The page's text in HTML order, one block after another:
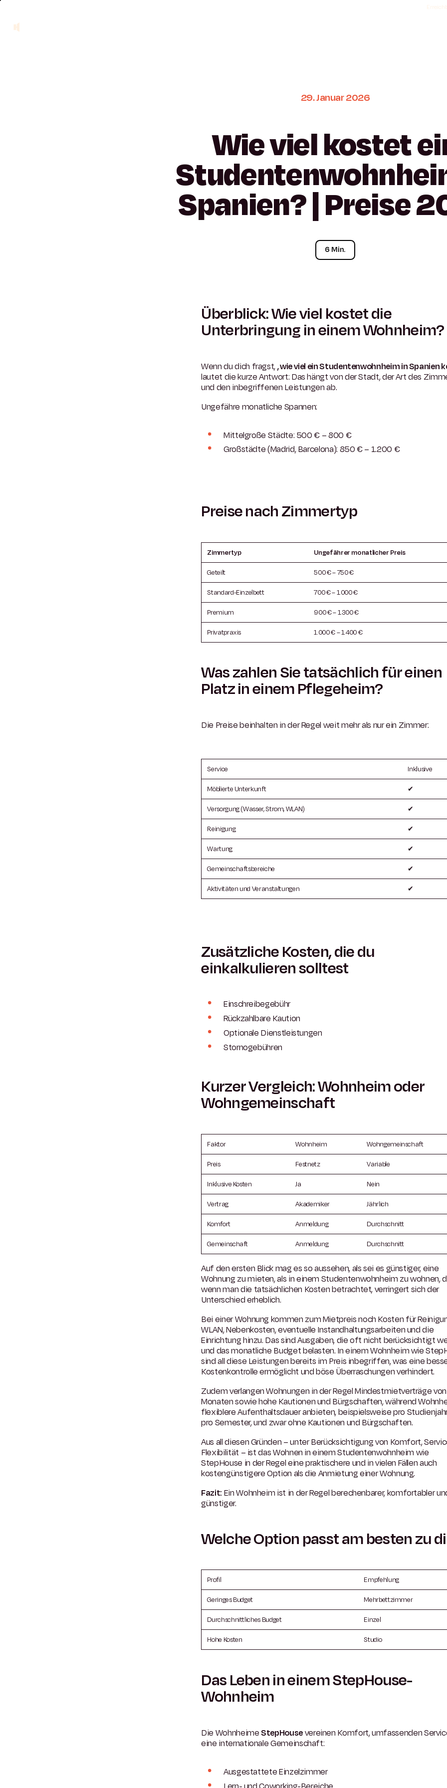
29.Januar2026
Wievielkostet
Spanien?|Preise
6 Min.
Überblick: Wie viel kostet die
Unterbringung in einem Wohnheim?
Wenn du dich fragst,, wie viel ein Studentenwohnheim in Spanien
lautet die kurze Antwort: Das hängt von der Stadt, der Art des
und den inbegriffenen Leistungen ab.
Ungefähre monatliche Spannen:
Mittelgroße Städte: 500 € – 800 €
Großstädte (Madrid, Barcelona): 850 € – 1.200 €
Preise nach Zimmertyp
Zimmertyp Ungefährer monatlicher Preis
Geteilt 500 € – 750 €
Standard-Einzelbett 700 € – 1.000 €
Premium 900 € – 1.300 €
Privatpraxis 1.000 € – 1.400 €
Was zahlen Sie tatsächlich für einen
Platz in einem Pflegeheim?
Die Preise beinhalten in der Regel weit mehr als nur ein Zimmer:
Service Inklusive
Möblierte Unterkunft ✔
Versorgung (Wasser, Strom, WLAN) ✔
Reinigung ✔
Wartung ✔
Gemeinschaftsbereiche ✔
Aktivitäten und Veranstaltungen ✔
Zusätzliche Kosten, die du
einkalkulieren solltest
Einschreibegebühr
Rückzahlbare Kaution
Optionale Dienstleistungen
Stornogebühren
Kurzer Vergleich: Wohnheim oder
Wohngemeinschaft
Faktor Wohnheim Wohngemeinschaft
Preis Festnetz Variable
Inklusive Kosten Ja Nein
Vertrag Akademiker Jährlich
Komfort Anmeldung Durchschnitt
Gemeinschaft Anmeldung Durchschnitt
Auf den ersten Blick mag es so aussehen, als sei es günstiger, eine
Wohnung zu mieten, als in einem Studentenwohnheim zu wohnen,
wenn man die tatsächlichen Kosten betrachtet, verringert sich der
Unterschied erheblich.
Bei einer Wohnung kommen zum Mietpreis noch Kosten für
WLAN, Nebenkosten, eventuelle Instandhaltungsarbeiten und die
Einrichtung hinzu. Das sind Ausgaben, die oft nicht berücksichtigt
und das monatliche Budget belasten. In einem Wohnheim wie
sind all diese Leistungen bereits im Preis inbegriffen, was eine
Kostenkontrolle ermöglicht und böse Überraschungen verhindert.
Zudem verlangen Wohnungen in der Regel Mindestmietverträge
Monaten sowie hohe Kautionen und Bürgschaften, während
flexiblere Aufenthaltsdauer anbieten, beispielsweise pro
pro Semester, und zwar ohne Kautionen und Bürgschaften.
Aus all diesen Gründen – unter Berücksichtigung von Komfort,
Flexibilität – ist das Wohnen in einem Studentenwohnheim wie
StepHouse in der Regel eine praktischere und in vielen Fällen auch
kostengünstigere Option als die Anmietung einer Wohnung.
Fazit: Ein Wohnheim ist in der Regel berechenbarer, komfortabler
günstiger.
Welche Option passt am besten zu
Profil Empfehlung
Geringes Budget Mehrbettzimmer
Durchschnittliches Budget Einzel
Hohe Kosten Studio
Das Leben in einem StepHouse-
Wohnheim
Die WohnheimeStepHousevereinen Komfort, umfassenden
eine internationale Gemeinschaft:
Ausgestattete Einzelzimmer